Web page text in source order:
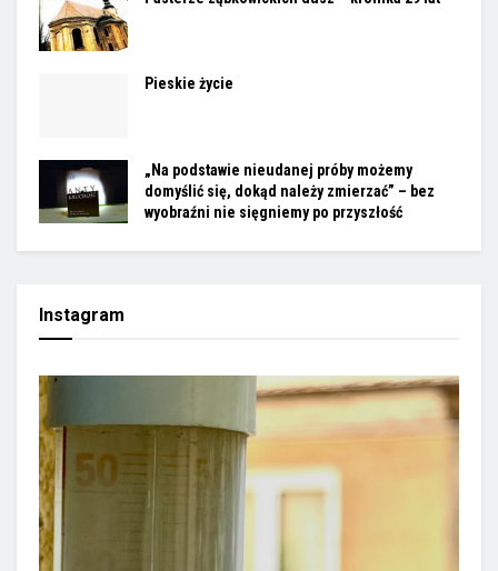
Pieskie życie
„Na podstawie nieudanej próby możemy
domyślić się, dokąd należy zmierzać” – bez
wyobraźni nie sięgniemy po przyszłość
Instagram